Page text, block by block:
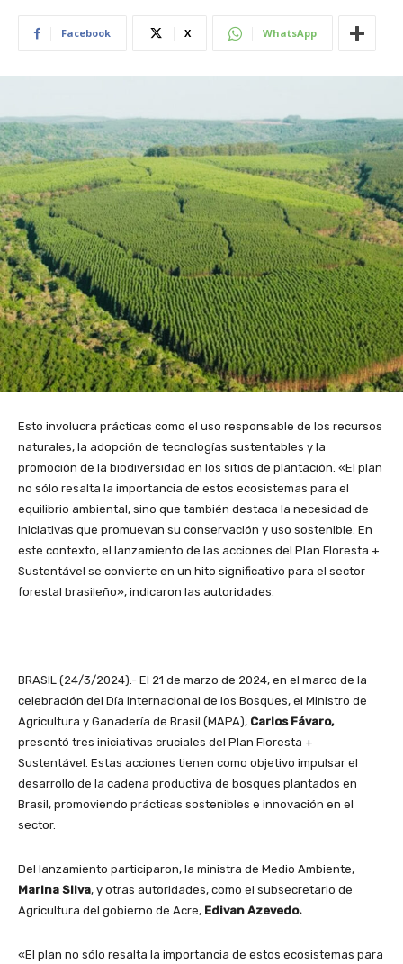
Facebook X WhatsApp
Esto involucra prácticas como el uso responsable de los recursos
naturales, la adopción de tecnologías sustentables y la
promoción de la biodiversidad en los sitios de plantación. «El plan
no sólo resalta la importancia de estos ecosistemas para el
equilibrio ambiental, sino que también destaca la necesidad de
iniciativas que promuevan su conservación y uso sostenible. En
este contexto, el lanzamiento de las acciones del Plan Floresta +
Sustentável se convierte en un hito significativo para el sector
forestal brasileño», indicaron las autoridades.
BRASIL (24/3/2024).- El 21 de marzo de 2024, en el marco de la
celebración del Día Internacional de los Bosques, el Ministro de
Agricultura y Ganadería de Brasil (MAPA), Carlos Fávaro,
presentó tres iniciativas cruciales del Plan Floresta +
Sustentável. Estas acciones tienen como objetivo impulsar el
desarrollo de la cadena productiva de bosques plantados en
Brasil, promoviendo prácticas sostenibles e innovación en el
sector.
Del lanzamiento participaron, la ministra de Medio Ambiente,
Marina Silva, y otras autoridades, como el subsecretario de
Agricultura del gobierno de Acre, Edivan Azevedo.
«El plan no sólo resalta la importancia de estos ecosistemas para